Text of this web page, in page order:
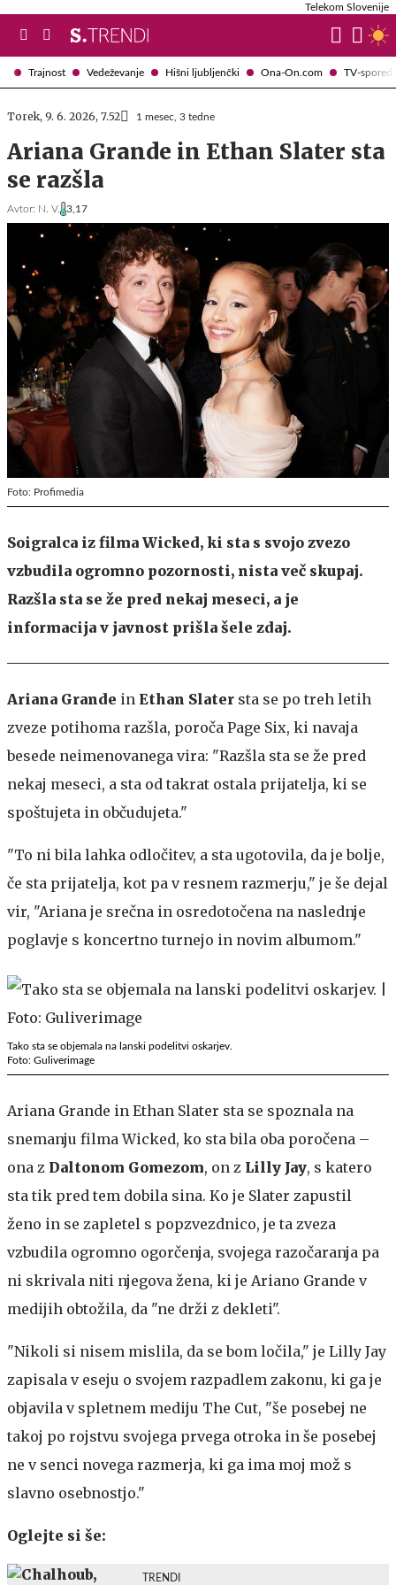
Trajnost Vedeževanje Hišni ljubljenčki Ona-On.com TV-spored
Telekom Slovenije
Torek, 9. 6. 2026, 7.52 1 mesec, 3 tedne
Ariana Grande in Ethan Slater sta
se razšla
Avtor: N. V. 3,17
Foto: Profimedia
Soigralca iz filma Wicked, ki sta s svojo zvezo
vzbudila ogromno pozornosti, nista več skupaj.
Razšla sta se že pred nekaj meseci, a je
informacija v javnost prišla šele zdaj.
Ariana Grande in Ethan Slater sta se po treh letih
zveze potihoma razšla, poroča Page Six, ki navaja
besede neimenovanega vira: "Razšla sta se že pred
nekaj meseci, a sta od takrat ostala prijatelja, ki se
spoštujeta in občudujeta."
"To ni bila lahka odločitev, a sta ugotovila, da je bolje,
če sta prijatelja, kot pa v resnem razmerju," je še dejal
vir, "Ariana je srečna in osredotočena na naslednje
poglavje s koncertno turnejo in novim albumom."
Tako sta se objemala na lanski podelitvi oskarjev.
Foto: Guliverimage
Ariana Grande in Ethan Slater sta se spoznala na
snemanju filma Wicked, ko sta bila oba poročena –
ona z Daltonom Gomezom, on z Lilly Jay, s katero
sta tik pred tem dobila sina. Ko je Slater zapustil
ženo in se zapletel s popzvezdnico, je ta zveza
vzbudila ogromno ogorčenja, svojega razočaranja pa
ni skrivala niti njegova žena, ki je Ariano Grande v
medijih obtožila, da "ne drži z dekleti".
"Nikoli si nisem mislila, da se bom ločila," je Lilly Jay
zapisala v eseju o svojem razpadlem zakonu, ki ga je
objavila v spletnem mediju The Cut, "še posebej ne
takoj po rojstvu svojega prvega otroka in še posebej
ne v senci novega razmerja, ki ga ima moj mož s
slavno osebnostjo."
Oglejte si še:
TRENDI